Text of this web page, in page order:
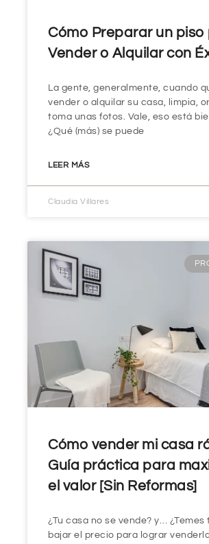
Cómo Preparar un piso
Vender o Alquilar con
La gente, generalmente, cuando
vender o alquilar su casa, limpia,
toma unas fotos. Vale, eso está
¿Qué (más) se puede
LEER MÁS
Claudia Villares
Cómo vender mi casa
Guía práctica para
el valor [Sin Reformas]
¿Tu casa no se vende? y… ¿Temes
bajar el precio para lograr